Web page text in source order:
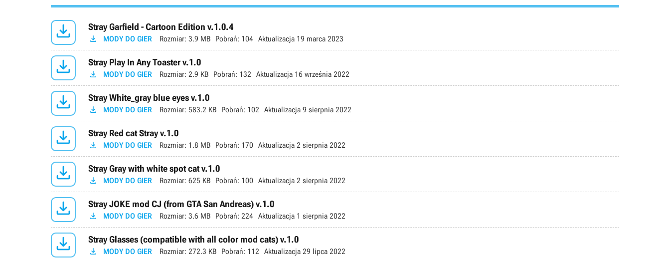
 Stray Garfield - Cartoon Edition v.1.0.4
 MODY DO GIER Rozmiar: 3.9 MB Pobrań: 104 Aktualizacja 19 marca 2023
 Stray Play In Any Toaster v.1.0
 MODY DO GIER Rozmiar: 2.9 KB Pobrań: 132 Aktualizacja 16 września 2022
 Stray White_gray blue eyes v.1.0
 MODY DO GIER Rozmiar: 583.2 KB Pobrań: 102 Aktualizacja 9 sierpnia 2022
 Stray Red cat Stray v.1.0
 MODY DO GIER Rozmiar: 1.8 MB Pobrań: 170 Aktualizacja 2 sierpnia 2022
 Stray Gray with white spot cat v.1.0
 MODY DO GIER Rozmiar: 625 KB Pobrań: 100 Aktualizacja 2 sierpnia 2022
 Stray JOKE mod CJ (from GTA San Andreas) v.1.0
 MODY DO GIER Rozmiar: 3.6 MB Pobrań: 224 Aktualizacja 1 sierpnia 2022
 Stray Glasses (compatible with all color mod cats) v.1.0
 MODY DO GIER Rozmiar: 272.3 KB Pobrań: 112 Aktualizacja 29 lipca 2022